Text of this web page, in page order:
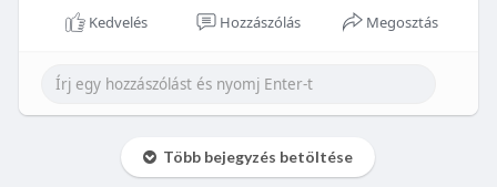
Kedvelés Hozzászólás Megosztás
Több bejegyzés betöltése